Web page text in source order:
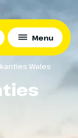
Menu
Wales